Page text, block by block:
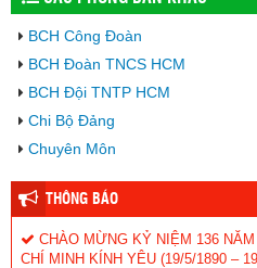
BCH Công Đoàn
BCH Đoàn TNCS HCM
BCH Đội TNTP HCM
Chi Bộ Đảng
Chuyên Môn
THÔNG BÁO
CHÀO MỪNG KỶ NIỆM 136
CHÍ MINH KÍNH YÊU (19/5/1890 –